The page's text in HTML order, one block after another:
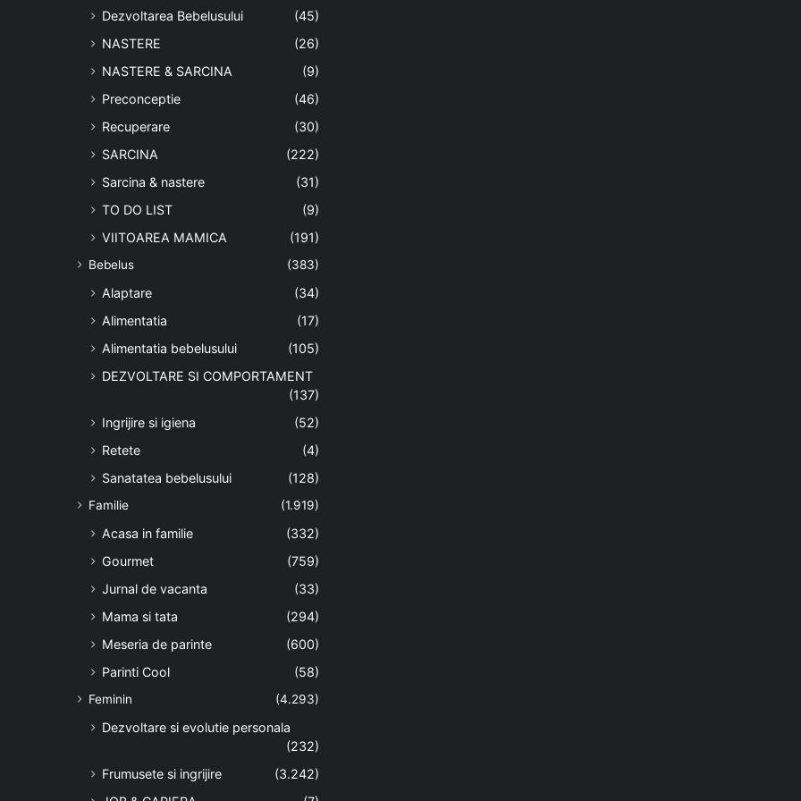
Dezvoltarea Bebelusului
(45)
NASTERE
(26)
NASTERE & SARCINA
(9)
Preconceptie
(46)
Recuperare
(30)
SARCINA
(222)
Sarcina & nastere
(31)
TO DO LIST
(9)
VIITOAREA MAMICA
(191)
Bebelus (383)
Alaptare
(34)
Alimentatia
(17)
Alimentatia bebelusului
(105)
DEZVOLTARE SI COMPORTAMENT
(137)
Ingrijire si igiena
(52)
Retete
(4)
Sanatatea bebelusului
(128)
Familie (1.919)
Acasa in familie
(332)
Gourmet
(759)
Jurnal de vacanta
(33)
Mama si tata
(294)
Meseria de parinte
(600)
Parinti Cool
(58)
Feminin (4.293)
Dezvoltare si evolutie personala
(232)
Frumusete si ingrijire
(3.242)